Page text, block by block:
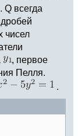
Q всегда
чисел
, первое
Пелля.